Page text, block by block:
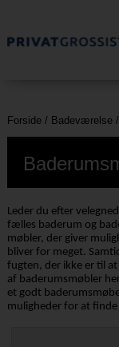
Forside/ Badeværelse/
Leder du efter
fælles baderum og
møbler, der giver
bliver for meget.
fugten, der ikke er til
af baderumsmøbler
et godt
muligheder for at